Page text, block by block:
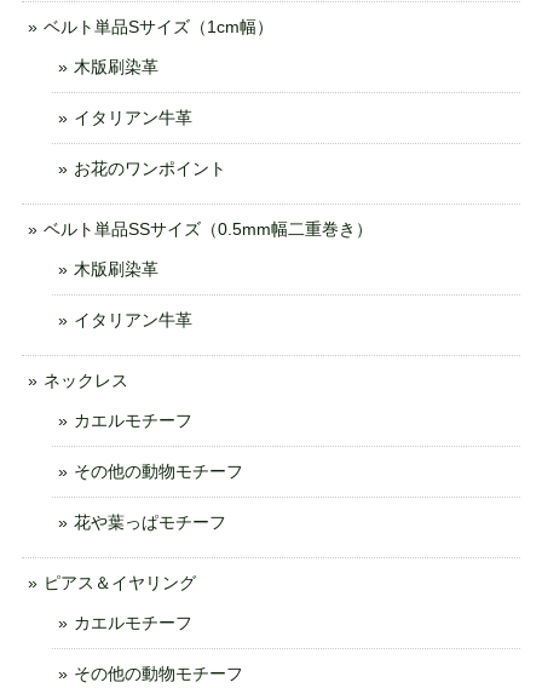
ベルト単品Sサイズ（1cm幅）
木版刷染革
イタリアン牛革
お花のワンポイント
ベルト単品SSサイズ（0.5mm幅二重巻き）
木版刷染革
イタリアン牛革
ネックレス
カエルモチーフ
その他の動物モチーフ
花や葉っぱモチーフ
ピアス＆イヤリング
カエルモチーフ
その他の動物モチーフ